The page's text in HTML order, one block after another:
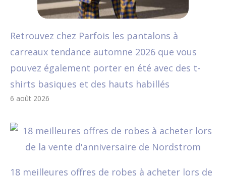
Retrouvez chez Parfois les pantalons à
carreaux tendance automne 2026 que vous
pouvez également porter en été avec des t-
shirts basiques et des hauts habillés
6 août 2026
18 meilleures offres de robes à acheter lors de